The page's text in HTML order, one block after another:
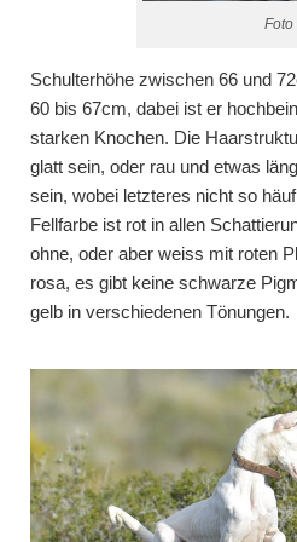
Foto
Schulterhöhe zwischen 66 und
60 bis 67cm, dabei ist er
starken Knochen. Die
glatt sein, oder rau und etwas
sein, wobei letzteres nicht so
Fellfarbe ist rot in allen
ohne, oder aber weiss mit roten
rosa, es gibt keine schwarze
gelb in verschiedenen Tönungen.